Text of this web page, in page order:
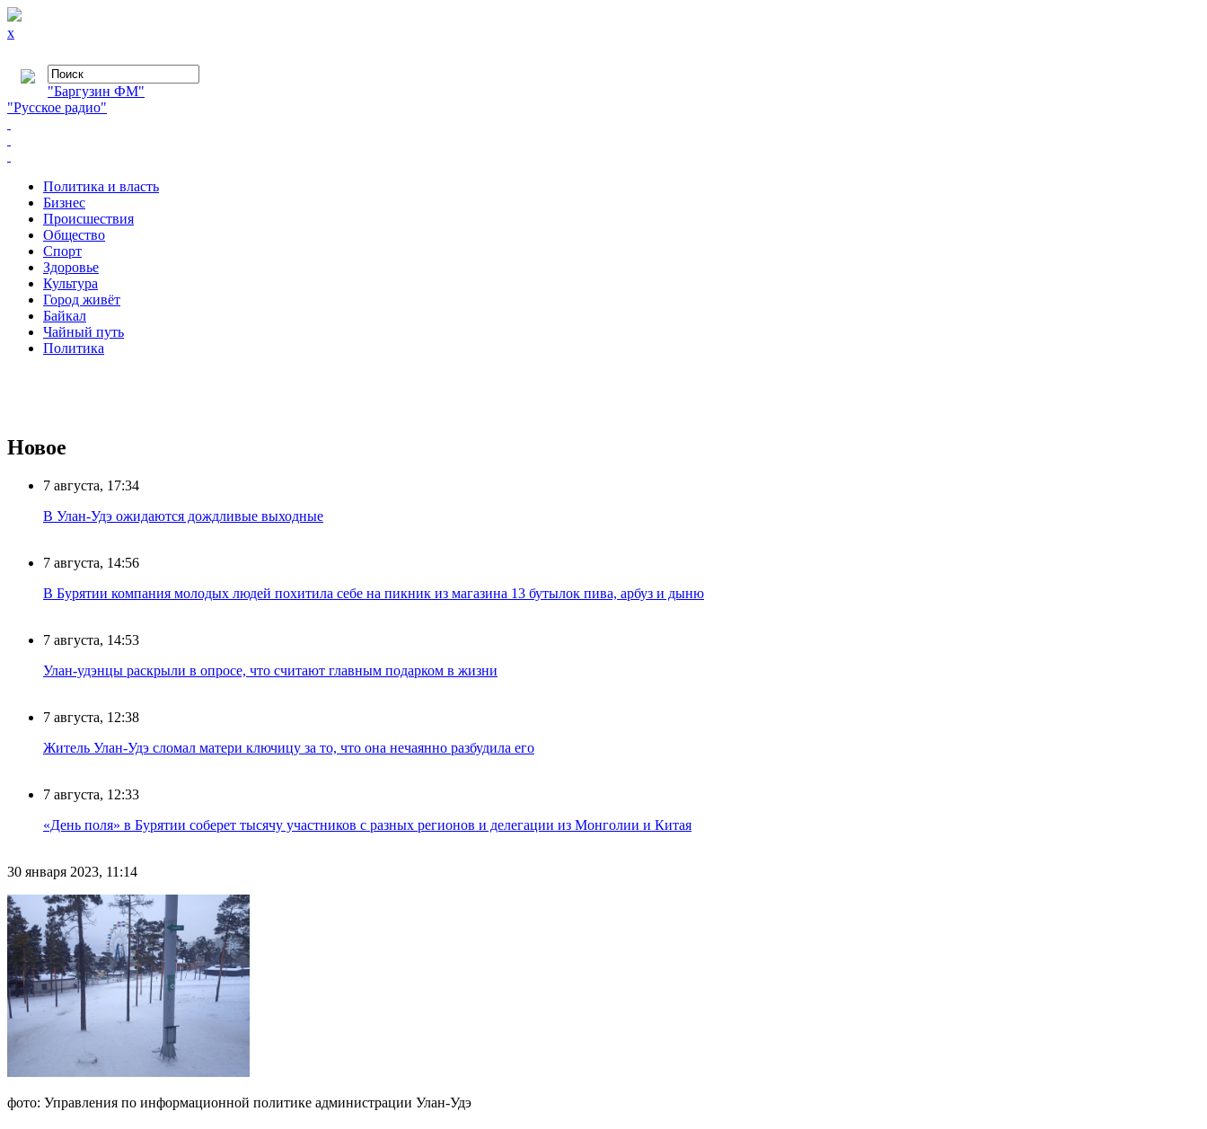
x
"Баргузин ФМ"
"Русское радио"
Политика и власть
Бизнес
Происшествия
Общество
Cпорт
Здоровье
Культура
Город живёт
Байкал
Чайный путь
Политика
Новое
7 августа, 17:34
В Улан-Удэ ожидаются дождливые выходные
7 августа, 14:56
В Бурятии компания молодых людей похитила себе на пикник из магазина 13 бутылок пива, арбуз и дыню
7 августа, 14:53
Улан-удэнцы раскрыли в опросе, что считают главным подарком в жизни
7 августа, 12:38
Житель Улан-Удэ сломал матери ключицу за то, что она нечаянно разбудила его
7 августа, 12:33
«День поля» в Бурятии соберет тысячу участников с разных регионов и делегации из Монголии и Китая
30 января 2023, 11:14
фото: Управления по информационной политике администрации Улан-Удэ